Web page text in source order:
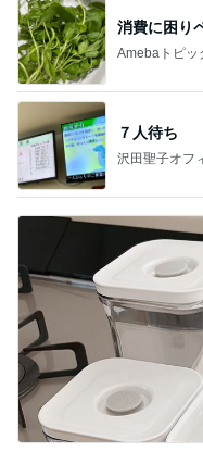
消費に困り
Amebaトピッ
７人待ち
沢田聖子オフ